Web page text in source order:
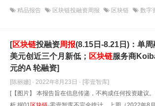
精品报告 区块链投融资周报 区块链 数字
[区块链投融资周报(8.15日-8.21日)：单
美元创近三个月新低； 区块链服务商
元的A 轮融资]
[陈丽姗] · 2022年8月23日 · [零壹智库]
[【图片】 本报告旨在信息传递，不构成任何投资建议